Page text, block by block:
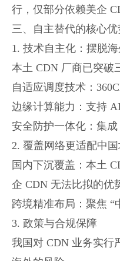
行，仅部分依赖美企
三、自主替代的核心
1. 技术自主化：摆脱
本土 CDN 厂商已突破
自适应调度技术：
边缘计算能力：支持
安全防护一体化：集
2. 覆盖网络更适配中
国内下沉覆盖：本土
企 CDN 无法比拟的优
跨境精准布局：聚焦 “
3. 政策与合规保障
我国对 CDN 业务实行